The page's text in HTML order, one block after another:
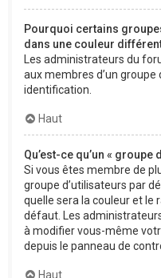
Pourquoi certains
dans une couleur
Les administrateurs du
aux membres d’un
identification.
Haut
Qu’est-ce qu’un «
Si vous êtes membre de
groupe d’utilisateurs par
quelle sera la couleur et le
défaut. Les
à modifier vous-même
depuis le panneau de
Haut